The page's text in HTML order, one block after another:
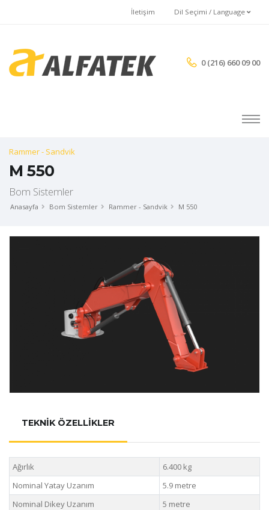
İletişim Dil Seçimi / Language
0 (216) 660 09 00
Rammer - Sandvik
M 550
Bom Sistemler
Anasayfa Bom Sistemler Rammer - Sandvik M 550
TEKNİK ÖZELLİKLER
Ağırlık
6.400 kg
Nominal Yatay Uzanım
5.9 metre
Nominal Dikey Uzanım
5 metre